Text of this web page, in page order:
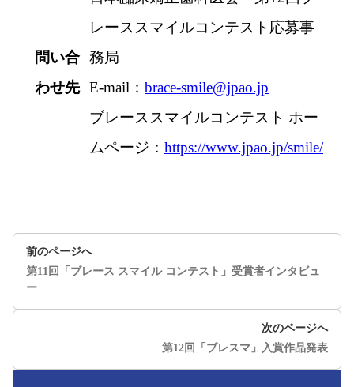
問い合
わせ先
レーススマイルコンテスト応募事
務局
E-mail： brace-smile@jpao.jp
ブレーススマイルコンテスト ホー
ムページ： https://www.jpao.jp/smile/
前のページへ
第11回「ブレース スマイル コンテスト」受賞者インタビュ
ー
次のページへ
第12回「ブレスマ」入賞作品発表